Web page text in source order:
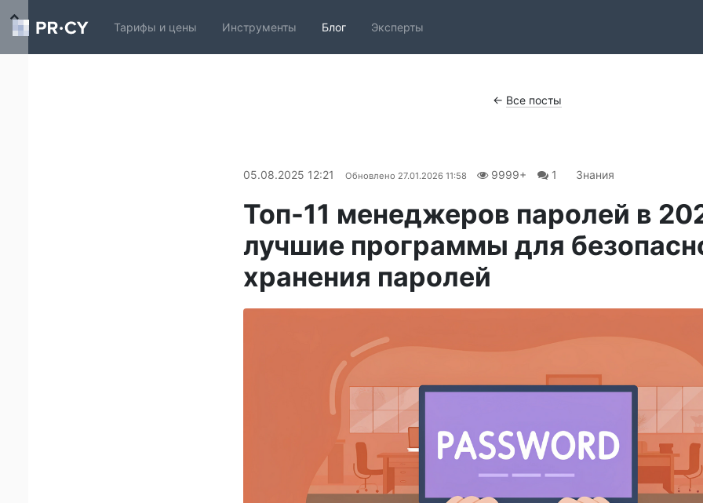
Тарифы и цены Инструменты Блог Эксперты
← Все посты
05.08.2025 12:21 Обновлено 27.01.2026 11:58 9999+ 1 Знания
Топ-11 менеджеров паролей в
лучшие программы для
хранения паролей